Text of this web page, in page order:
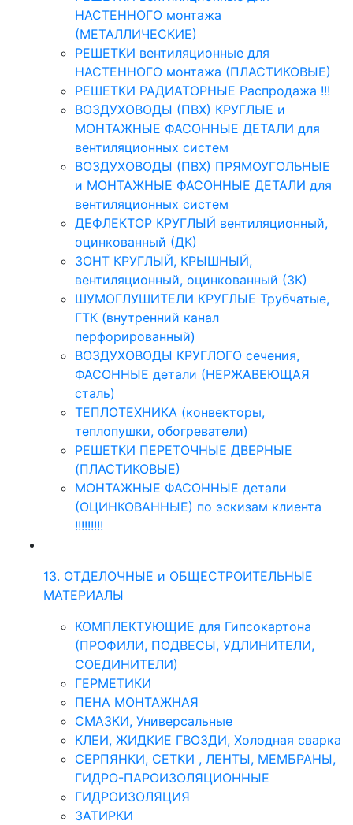
НАСТЕННОГО монтажа
(МЕТАЛЛИЧЕСКИЕ)
РЕШЕТКИ вентиляционные для
НАСТЕННОГО монтажа (ПЛАСТИКОВЫЕ)
РЕШЕТКИ РАДИАТОРНЫЕ Распродажа !!!
ВОЗДУХОВОДЫ (ПВХ) КРУГЛЫЕ и
МОНТАЖНЫЕ ФАСОННЫЕ ДЕТАЛИ для
вентиляционных систем
ВОЗДУХОВОДЫ (ПВХ) ПРЯМОУГОЛЬНЫЕ
и МОНТАЖНЫЕ ФАСОННЫЕ ДЕТАЛИ для
вентиляционных систем
ДЕФЛЕКТОР КРУГЛЫЙ вентиляционный,
оцинкованный (ДК)
ЗОНТ КРУГЛЫЙ, КРЫШНЫЙ,
вентиляционный, оцинкованный (ЗК)
ШУМОГЛУШИТЕЛИ КРУГЛЫЕ Трубчатые,
ГТК (внутренний канал
перфорированный)
ВОЗДУХОВОДЫ КРУГЛОГО сечения,
ФАСОННЫЕ детали (НЕРЖАВЕЮЩАЯ
сталь)
ТЕПЛОТЕХНИКА (конвекторы,
теплопушки, обогреватели)
РЕШЕТКИ ПЕРЕТОЧНЫЕ ДВЕРНЫЕ
(ПЛАСТИКОВЫЕ)
МОНТАЖНЫЕ ФАСОННЫЕ детали
(ОЦИНКОВАННЫЕ) по эскизам клиента
!!!!!!!!!
13. ОТДЕЛОЧНЫЕ и ОБЩЕСТРОИТЕЛЬНЫЕ
МАТЕРИАЛЫ
КОМПЛЕКТУЮЩИЕ для Гипсокартона
(ПРОФИЛИ, ПОДВЕСЫ, УДЛИНИТЕЛИ,
СОЕДИНИТЕЛИ)
ГЕРМЕТИКИ
ПЕНА МОНТАЖНАЯ
СМАЗКИ, Универсальные
КЛЕИ, ЖИДКИЕ ГВОЗДИ, Холодная сварка
СЕРПЯНКИ, СЕТКИ , ЛЕНТЫ, МЕМБРАНЫ,
ГИДРО-ПАРОИЗОЛЯЦИОННЫЕ
ГИДРОИЗОЛЯЦИЯ
ЗАТИРКИ